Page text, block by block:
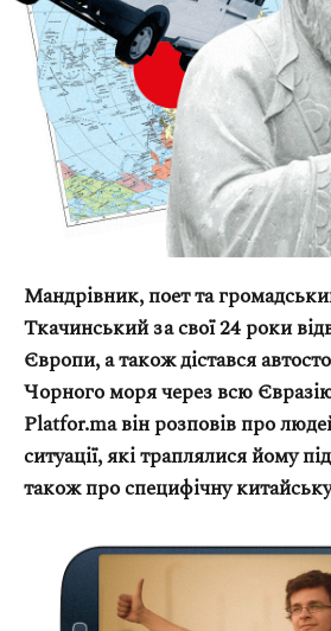
Оплата та доставка
Повернення та обмін
Публічна оферта
Про магазин
КРЕЗЮМЕ
Про сервіс
Мандрівник, поет та
Ткачинський за свої 24 роки
Європи, а також дістався
Чорного моря через всю
Platfor.ma він розповів про
ситуації, які траплялися йому
також про специфічну